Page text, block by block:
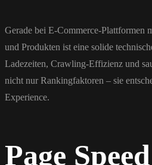
Gerade bei E-Commerce-Plattformen
und Produkten ist eine solide
Ladezeiten, Crawling-Effizienz und
nicht nur Rankingfaktoren – sie
Experience.
Page